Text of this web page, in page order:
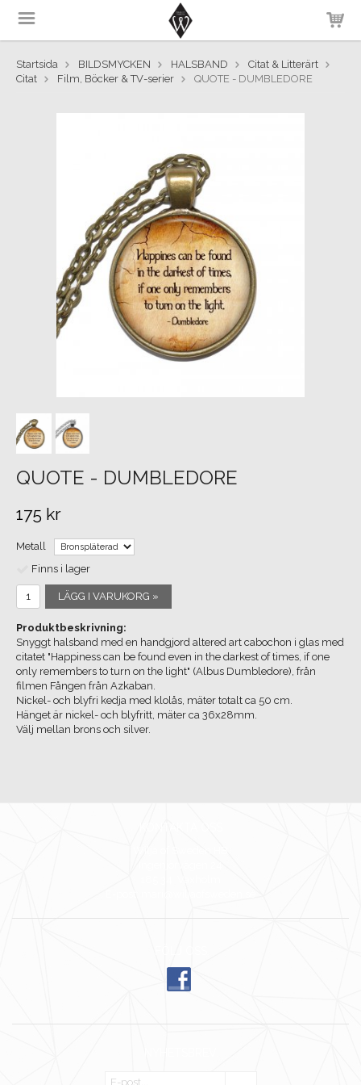
Startsida BILDSMYCKEN HALSBAND
Citat & Litterärt
Citat
Film, Böcker & TV-serier QUOTE - DUMBLEDORE
QUOTE - DUMBLEDORE
175 kr
Metall
Finns i lager
LÄGG I VARUKORG »
Produktbeskrivning:
Snyggt halsband med en handgjord altered art cabochon i glas med
citatet "Happiness can be found even in the darkest of times, if one
only remembers to turn on the light" (Albus Dumbledore), från
filmen Fången från Azkaban.
Nickel- och blyfri kedja med klolås, mäter totalt ca 50 cm.
Hänget är nickel- och blyfritt, mäter ca 36x28mm.
Välj mellan brons och silver.